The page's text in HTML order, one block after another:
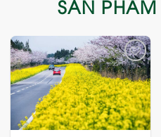
SẢN
Add
to
wishlist